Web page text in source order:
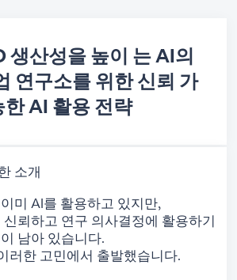
생산성을 높이 는 AI의
연구소를 위한 신뢰 가
한 AI 활용 전략
소개
미 AI를 활용하고 있지만,
뢰하고 연구 의사결정에 활용하기
남아 있습니다.
러한 고민에서 출발했습니다.